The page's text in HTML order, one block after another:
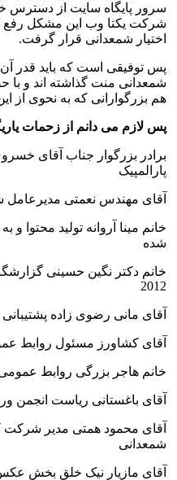
سرور پایگاه سایت از دسترس
شرکت یکتا وب این مشکل رفع
اختیار شمعدانی قرار گرفت.
پس توفیقی است که باید قدر
شمعدانی منت گذاشته اند و با
هم بزرگوارانی که به نحوی از
پس لازم می دانم از زحمات
برادر بزرگوار جناب آقای
پارالمپیک
آقای مهندس نعمتی
خانم مینا آروانه تولید محتوا
شده
خانم دکتر نگین حسینی
2012
آقای مانی رضوی زاده
آقای کشاورز مسئول روابط
خانم هاجر بزرگی روابط عمومی
آقای باغستانی ریاست انجمن
آقای محمود همتی مدیر شرکت
شمعدانی
آقای مازیار نیک خلق بخش